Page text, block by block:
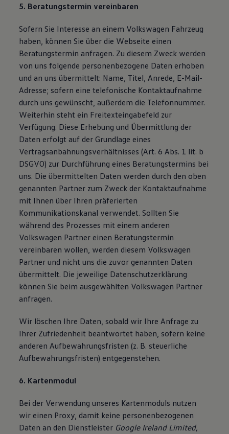
5. Beratungstermin vereinbaren
Sofern Sie Interesse an einem Volkswagen Fahrzeug
haben, können Sie über die Webseite einen
Beratungstermin anfragen. Zu diesem Zweck werden
von uns folgende personenbezogene Daten erhoben
und an uns übermittelt: Name, Titel, Anrede, E-Mail-
Adresse; sofern eine telefonische Kontaktaufnahme
durch uns gewünscht, außerdem die Telefonnummer.
Weiterhin steht ein Freitexteingabefeld zur
Verfügung. Diese Erhebung und Übermittlung der
Daten erfolgt auf der Grundlage eines
Vertragsanbahnungsverhältnisses (Art. 6 Abs. 1 lit. b
DSGVO) zur Durchführung eines Beratungstermins bei
uns. Die übermittelten Daten werden durch den oben
genannten Partner zum Zweck der Kontaktaufnahme
mit Ihnen über Ihren präferierten
Kommunikationskanal verwendet. Sollten Sie
während des Prozesses mit einem anderen
Volkswagen Partner einen Beratungstermin
vereinbaren wollen, werden diesem Volkswagen
Partner und nicht uns die zuvor genannten Daten
übermittelt. Die jeweilige Datenschutzerklärung
können Sie beim ausgewählten Volkswagen Partner
anfragen.
Wir löschen Ihre Daten, sobald wir Ihre Anfrage zu
Ihrer Zufriedenheit beantwortet haben, sofern keine
anderen Aufbewahrungsfristen (z. B. steuerliche
Aufbewahrungsfristen) entgegenstehen.
6. Kartenmodul
Bei der Verwendung unseres Kartenmoduls nutzen
wir einen Proxy, damit keine personenbezogenen
Daten an den Dienstleister Google Ireland Limited,